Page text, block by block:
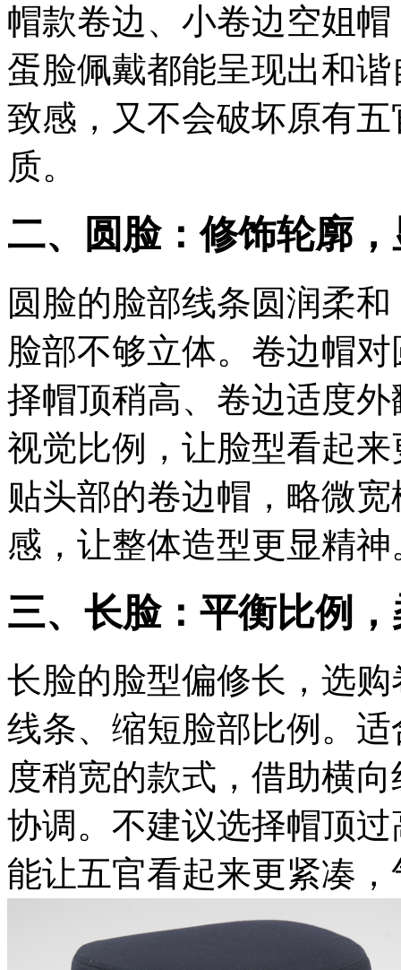
工
帽款卷边、小卷边空姐
蛋脸佩戴都能呈现出和
致感，又不会破坏原有
质。
二、圆脸：修饰轮廓
圆脸的脸部线条圆润柔
脸部不够立体。卷边帽
择帽顶稍高、卷边适度
视觉比例，让脸型看起
贴头部的卷边帽，略微
感，让整体造型更显精神
三、长脸：平衡比例
长脸的脸型偏修长，选
线条、缩短脸部比例。
度稍宽的款式，借助横
协调。不建议选择帽顶
能让五官看起来更紧凑